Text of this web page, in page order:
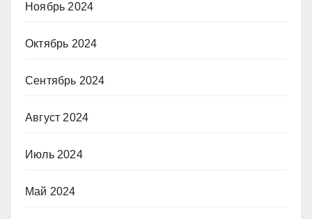
Ноябрь 2024
Октябрь 2024
Сентябрь 2024
Август 2024
Июль 2024
Май 2024